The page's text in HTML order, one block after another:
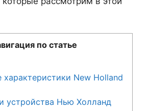
по статье
характеристики New Holland
устройства Нью Холланд